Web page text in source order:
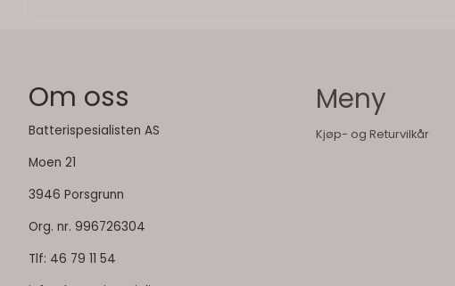
Om oss
Batterispesialisten AS
Moen 21
3946 Porsgrunn
Org. nr. 996726304
Tlf: 46 79 11 54
Meny
Kjøp- og Returvilkår